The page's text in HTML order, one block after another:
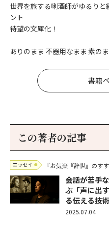
世界を旅する唎酒師がゆるり
ント
待望の文庫化！
ありのまま 不器用なまま 素の
書籍
この著者の記事
エッセイ 『お気楽『辞世』のすす
会話が苦手
ぶ「声に出
る伝える技
2025.07.04